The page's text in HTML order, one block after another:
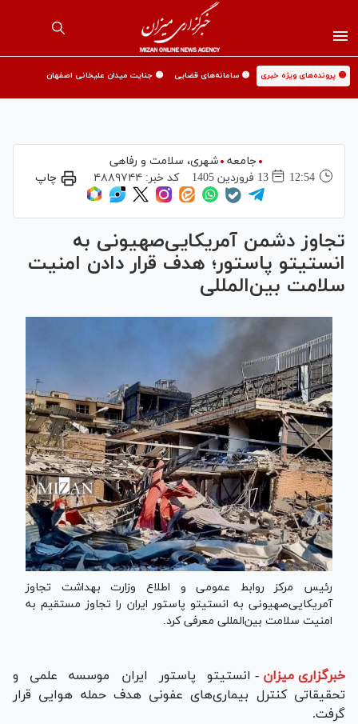
🟡 پرونده‌های ویژه خبری 🟡 سامانه‌های قضایی 🟡 جنایت میدان علیخانی اصفهان
جامعه
شهری،‌ سلامت و رفاهی
12:54
13 فروردين 1405 کد خبر: ۴۸۸۹۷۴۴ چاپ
تجاوز دشمن آمریکایی‌صهیونی به
انستیتو پاستور؛ هدف قرار دادن امنیت
سلامت بین‌المللی
رئیس مرکز روابط عمومی و اطلاع وزارت بهداشت تجاوز
آمریکایی‌صهیونی به انستیتو پاستور ایران را تجاوز مستقیم به
امنیت سلامت بین‌المللی معرفی کرد.
خبرگزاری میزان - انستیتو پاستور ایران موسسه علمی و
تحقیقاتی کنترل بیماری‌های عفونی هدف حمله هوایی قرار
گرفت.